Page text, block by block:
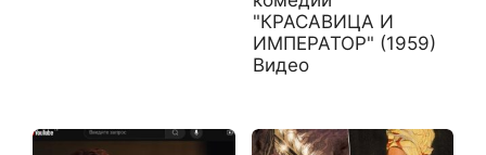
"КРАСАВИЦА И
ИМПЕРАТОР" (1959)
Видео